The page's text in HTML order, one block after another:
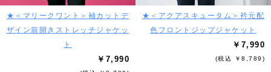
★＜マリークワント＞袖カットデ
ザイン前開きストレッチジャケッ
ト
￥7,990
★＜アクアスキュータム＞衿元配
色フロントジップジャケット
￥7,990
(税込 ￥8,789)